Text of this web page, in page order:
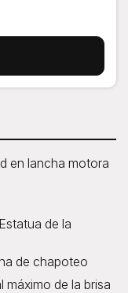
en lancha motora
de la
de chapoteo
máximo de la brisa